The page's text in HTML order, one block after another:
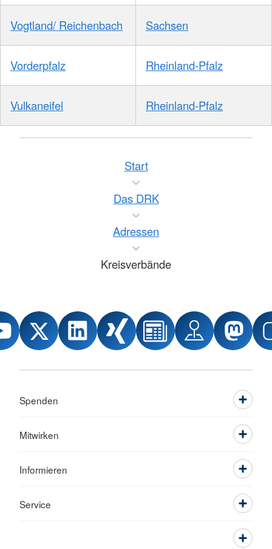
Vogtland/ Reichenbach Sachsen
Vorderpfalz Rheinland-Pfalz
Vulkaneifel Rheinland-Pfalz
Start
Das DRK
Adressen
Kreisverbände
Spenden
Mitwirken
Informieren
Service